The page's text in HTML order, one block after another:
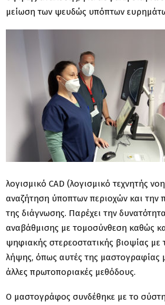
μείωση των ψευδώς υπόπτων
λογισμικό CAD (λογισμικό τεχνητής
αναζήτηση ύποπτων περιοχών και την
της διάγνωσης. Παρέχει την
αναβάθμισης με τομοσύνθεση καθώς
ψηφιακής στερεοστατικής βιοψίας με
λήψης, όπως αυτές της μαστογραφίας
άλλες πρωτοποριακές μεθόδους.
Ο μαστογράφος συνδέθηκε με το